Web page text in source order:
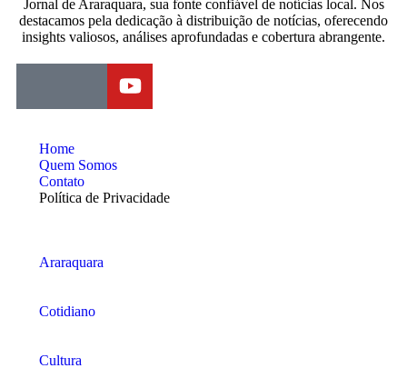
Jornal de Araraquara, sua fonte confiável de notícias local. Nos
destacamos pela dedicação à distribuição de notícias, oferecendo
insights valiosos, análises aprofundadas e cobertura abrangente.
Home
Quem Somos
Contato
Política de Privacidade
Araraquara
Cotidiano
Cultura